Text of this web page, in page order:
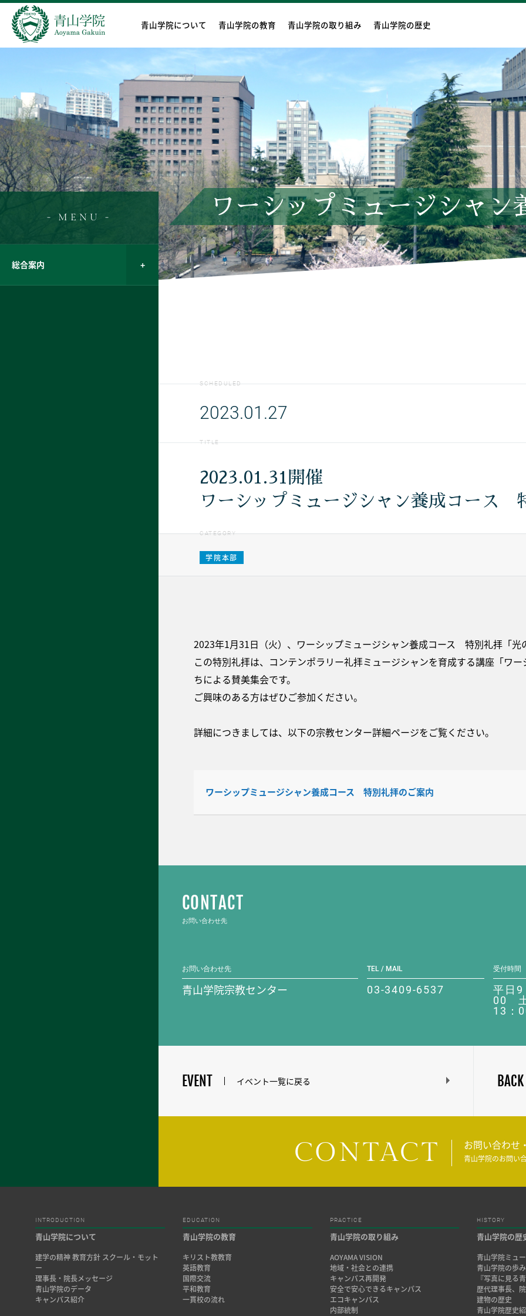
青山学院について 青山学院の教育 青山学院の取り組み 青山学院の歴史
ワーシップミュージシャ
- MENU -
総合案内
SCHEDULED
2023.01.27
TITLE
2023.01.31開催
ワーシップミュージシャン養成コース
CATEGORY
学院本部
2023年1月31日（火）、ワーシップミュージシャン養成コース 特別礼拝「光
この特別礼拝は、コンテンポラリー礼拝ミュージシャンを育成する講座「ワ
ちによる賛美集会です。
ご興味のある方はぜひご参加ください。
詳細につきましては、以下の宗教センター詳細ページをご覧ください。
ワーシップミュージシャン養成コース 特別礼拝のご案内
CONTACT
お問い合わせ先
お問い合わせ先
青山学院宗教センター
TEL / MAIL
03-3409-6537
受付時間
平日9
00
13：
EVENT イベント一覧に戻る BACK
CONTACT お問い合わせ
青山学院のお問い
INTRODUCTION
青山学院について
建学の精神 教育方針 スクール・モット
ー
理事長・院長メッセージ
青山学院のデータ
キャンパス紹介
EDUCATION
青山学院の教育
キリスト教教育
英語教育
国際交流
平和教育
一貫校の流れ
PRACTICE
青山学院の取り組み
AOYAMA VISION
地域・社会との連携
キャンパス再開発
安全で安心できるキャンパス
エコキャンパス
内部統制
HISTORY
青山学院の歴
青山学院ミュ
青山学院の歩み
『写真に見る
歴代理事長、
建物の歴史
青山学院歴史